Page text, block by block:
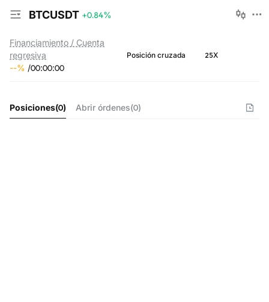
BTCUSDT +0.84%
Financiamiento / Cuenta
regresiva
--% /00:00:00
Posición cruzada 25X
Posiciones(0) Abrir órdenes(0)